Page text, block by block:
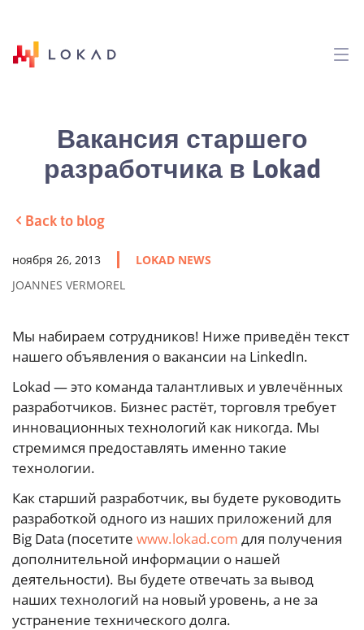
Вакансия старшего
разработчика в Lokad
Back to blog
ноября 26, 2013
LOKAD NEWS
JOANNES VERMOREL
Мы набираем сотрудников! Ниже приведён текст
нашего объявления о вакансии на LinkedIn.
Lokad — это команда талантливых и увлечённых
разработчиков. Бизнес растёт, торговля требует
инновационных технологий как никогда. Мы
стремимся предоставлять именно такие
технологии.
Как старший разработчик, вы будете руководить
разработкой одного из наших приложений для
Big Data (посетите www.lokad.com для получения
дополнительной информации о нашей
деятельности). Вы будете отвечать за вывод
наших технологий на новый уровень, а не за
устранение технического долга.